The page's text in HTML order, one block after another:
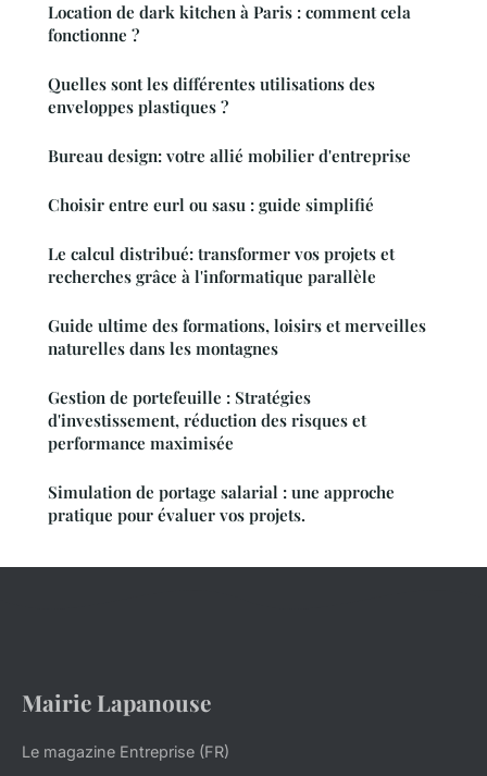
Location de dark kitchen à Paris : comment cela
fonctionne ?
Quelles sont les différentes utilisations des
enveloppes plastiques ?
Bureau design: votre allié mobilier d'entreprise
Choisir entre eurl ou sasu : guide simplifié
Le calcul distribué: transformer vos projets et
recherches grâce à l'informatique parallèle
Guide ultime des formations, loisirs et merveilles
naturelles dans les montagnes
Gestion de portefeuille : Stratégies
d'investissement, réduction des risques et
performance maximisée
Simulation de portage salarial : une approche
pratique pour évaluer vos projets.
Mairie Lapanouse
Le magazine Entreprise (FR)